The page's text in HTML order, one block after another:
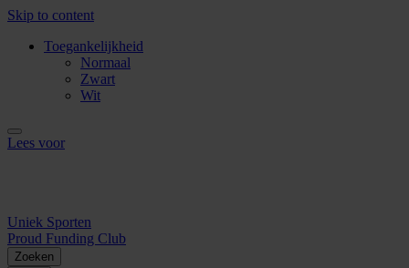
Skip to content
Toegankelijkheid
Normaal
Zwart
Wit
Lees voor
Uniek Sporten
Proud Funding Club
Zoeken